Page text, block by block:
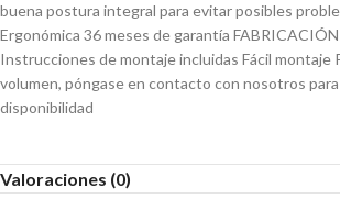
buena postura integral para evitar posibles
Ergonómica 36 meses de garantía
Instrucciones de montaje incluidas Fácil montaje
volumen, póngase en contacto con nosotros
disponibilidad
Valoraciones (0)